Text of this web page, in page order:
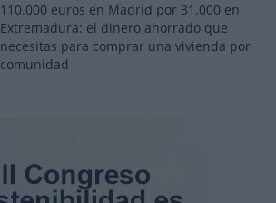
110.000 euros en Madrid por 31.000 en
Extremadura: el dinero ahorrado que
necesitas para comprar una vivienda por
comunidad